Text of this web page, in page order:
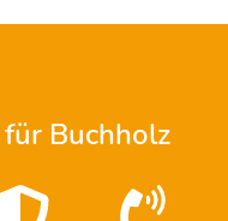
Buchholz